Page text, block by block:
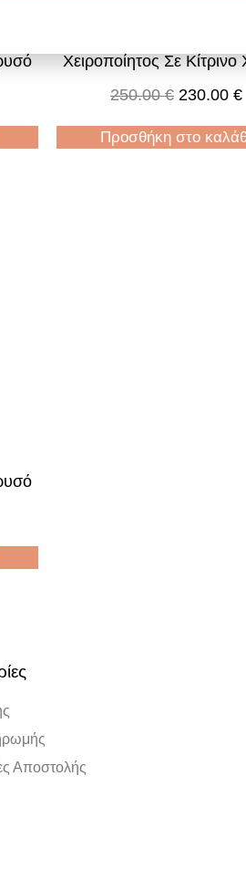
Χειροποίητος Σε
250.00€ 230.00 €
Προσθήκη στο
Αποστολής